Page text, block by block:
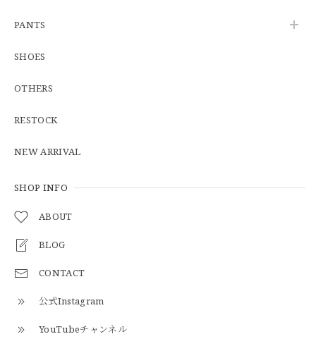
PANTS
SHOES
OTHERS
RESTOCK
NEW ARRIVAL
SHOP INFO
ABOUT
BLOG
CONTACT
公式Instagram
YouTubeチャンネル
GREEN
とても早く対応頂きありがとうございました。